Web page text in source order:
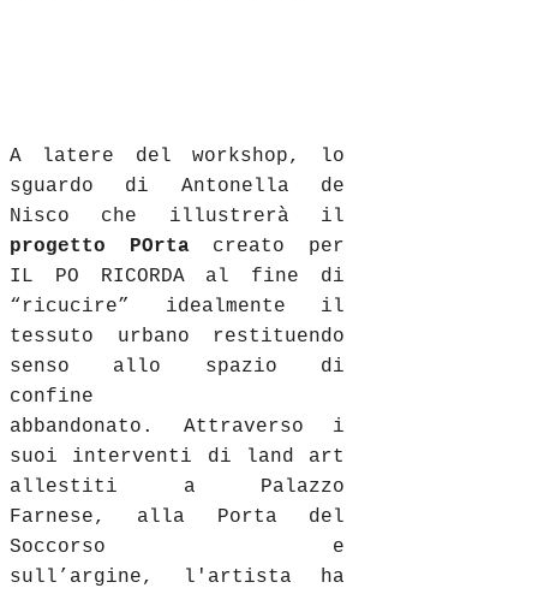
A latere del workshop, lo
sguardo di Antonella de
Nisco che illustrerà il
progetto POrtacreato per
IL PO RICORDA al fine di
“ricucire” idealmente il
tessuto urbano restituendo
senso allo spazio di
confine
abbandonato. Attraverso i
suoi interventi di land art
allestiti a Palazzo
Farnese, alla Porta del
Soccorso e
sull’argine, l'artista ha